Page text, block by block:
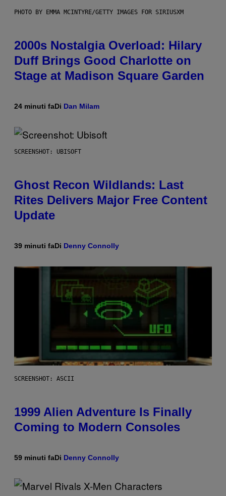
PHOTO BY EMMA MCINTYRE/GETTY IMAGES FOR SIRIUSXM
2000s Nostalgia Overload: Hilary
Duff Brings Good Charlotte on
Stage at Madison Square Garden
24 minuti faDi Dan Milam
SCREENSHOT: UBISOFT
Ghost Recon Wildlands: Last
Rites Delivers Major Free Content
Update
39 minuti faDi Denny Connolly
SCREENSHOT: ASCII
1999 Alien Adventure Is Finally
Coming to Modern Consoles
59 minuti faDi Denny Connolly